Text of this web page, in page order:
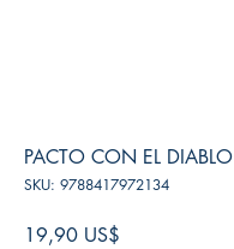
PACTO CON EL DIABLO
SKU: 9788417972134
19,90 US$